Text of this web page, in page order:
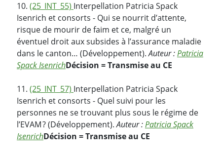
10. (25_INT_55) Interpellation Patricia Spack
Isenrich et consorts - Qui se nourrit d’attente,
risque de mourir de faim et ce, malgré un
éventuel droit aux subsides à l’assurance maladie
dans le canton… (Développement).Auteur :Patricia
Spack IsenrichDécision = Transmise au CE
11. (25_INT_57) Interpellation Patricia Spack
Isenrich et consorts - Quel suivi pour les
personnes ne se trouvant plus sous le régime de
l’EVAM ? (Développement).Auteur :Patricia Spack
IsenrichDécision = Transmise au CE